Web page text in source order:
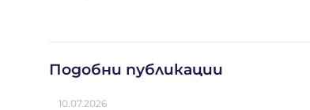
Подобни публикации
10.07.2026